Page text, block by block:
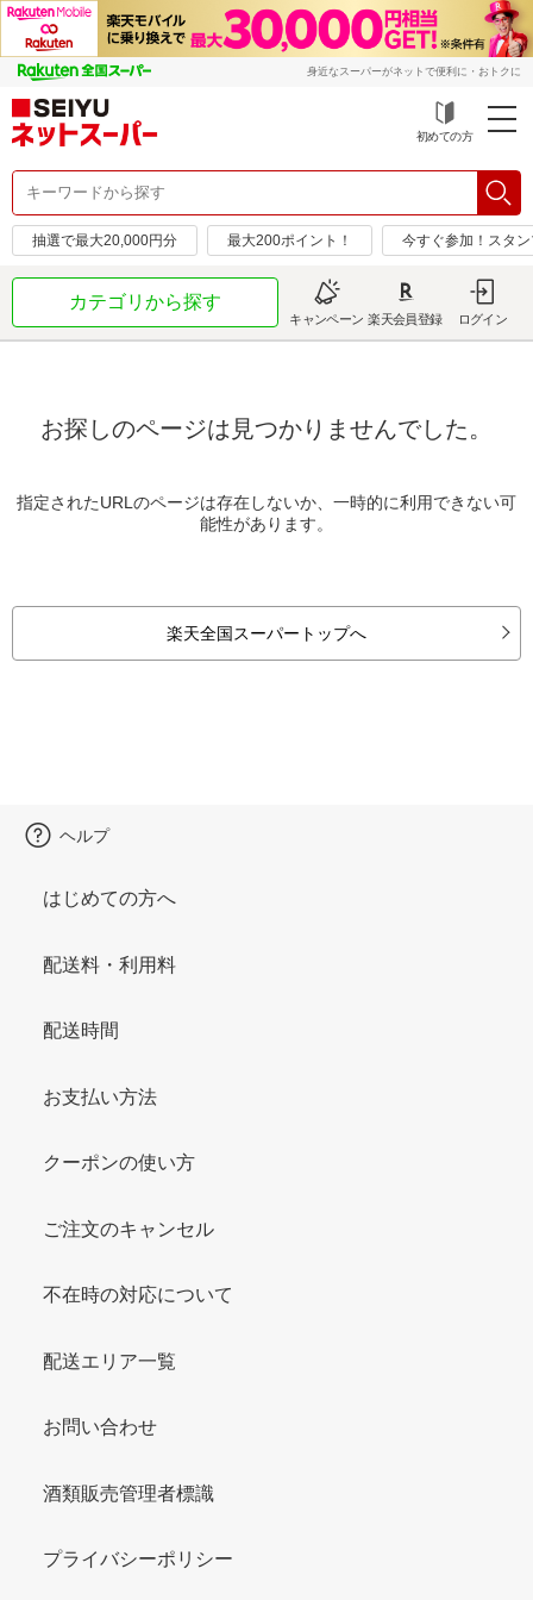
身近なスーパーがネットで便利に・おトクに
初めての方
抽選で最大20,000円分 最大200ポイント！ 今すぐ参加！スタ
カテゴリから探す
キャンペーン 楽天会員登録 ログイン
お探しのページは見つかりませんでした。
指定されたURLのページは存在しないか、一時的に利用できない可
能性があります。
楽天全国スーパートップへ
ヘルプ
はじめての方へ
配送料・利用料
配送時間
お支払い方法
クーポンの使い方
ご注文のキャンセル
不在時の対応について
配送エリア一覧
お問い合わせ
酒類販売管理者標識
プライバシーポリシー